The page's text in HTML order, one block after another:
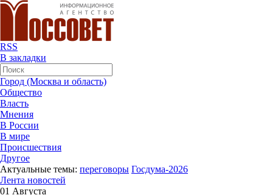
RSS
В закладки
Город (Москва и область)
Общество
Власть
Мнения
В России
В мире
Происшествия
Другое
Актуальные темы: переговоры Госдума-2026
Лента новостей
01 Августа